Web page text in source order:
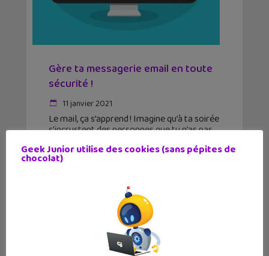
Gère ta messagerie email en toute
sécurité !
11 janvier 2021
Le mail, ça s’apprend ! Imagine qu’à ta soirée
s’incrustent des personnes que tu n’as pas
réseaux sociaux. Comment réagirais-
tu ? Un spam est comme cet invité
Geek Junior utilise des cookies (sans pépites de
chocolat)